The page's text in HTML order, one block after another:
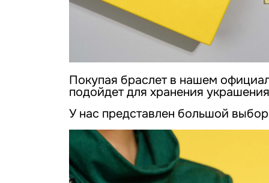
Покупая браслет в нашем
подойдет для хранения
У нас представлен большой